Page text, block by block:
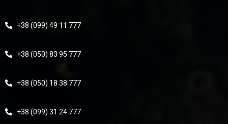
+38 (099) 49 11 777
+38 (050) 83 95 777
+38 (050) 18 38 777
+38 (099) 31 24 777